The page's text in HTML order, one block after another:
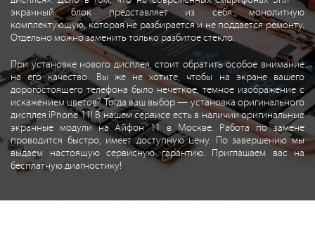
экранный блок представляет из себя монолитную
комплектующую, которая не разбирается и не поддается ремонту.
Отдельно можно заменить только разбитое стекло.
При установке нового дисплея, стоит обратить особое внимание
на его качество. Вы же не хотите, чтобы на экране вашего
дорогостоящего телефона было нечеткое, темное изображение с
искажением цветов? Тогда ваш выбор — установка оригинального
дисплея iPhone 11! В нашем сервисе есть в наличии оригинальные
экранные модули на Айфон 11 в Москве. Работа по замене
проводится быстро, имеет доступную цену. По завершению мы
выдаем настоящую сервисную гарантию. Приглашаем вас на
бесплатную диагностику!